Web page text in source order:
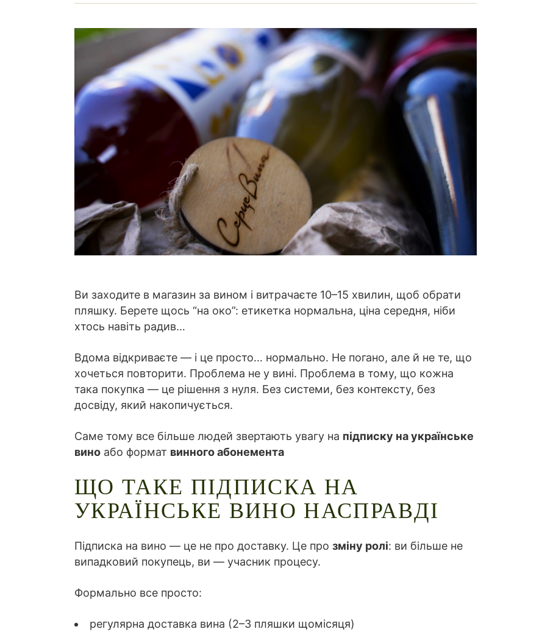
Ви заходите в магазин за вином і витрачаєте 10–15 хвилин, щоб обрати
пляшку. Берете щось “на око”: етикетка нормальна, ціна середня, ніби
хтось навіть радив…
Вдома відкриваєте — і це просто… нормально. Не погано, але й не те, що
хочеться повторити. Проблема не у вині. Проблема в тому, що кожна
така покупка — це рішення з нуля. Без системи, без контексту, без
досвіду, який накопичується.
Саме тому все більше людей звертають увагу на підписку на українське
вино або формат винного абонемента
ЩО ТАКЕ ПІДПИСКА НА
УКРАЇНСЬКЕ ВИНО НАСПРАВДІ
Підписка на вино — це не про доставку. Це про зміну ролі: ви більше не
випадковий покупець, ви — учасник процесу.
Формально все просто:
регулярна доставка вина (2–3 пляшки щомісяця)